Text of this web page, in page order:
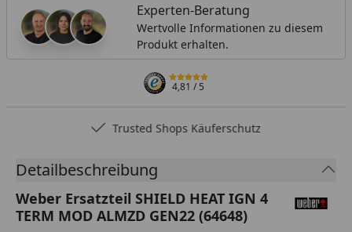
Experten-Beratung
Wertvolle Informationen zu diesem
Produkt erhalten.
4,81/ 5
Trusted Shops Käuferschutz
Detailbeschreibung
Weber Ersatzteil SHIELD HEAT IGN 4
TERM MOD ALMZD GEN22 (64648)